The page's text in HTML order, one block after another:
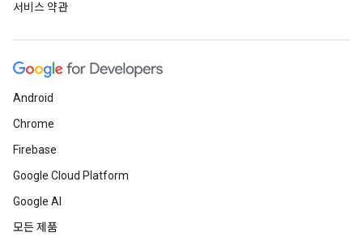
서비스 약관
Android
Chrome
Firebase
Google Cloud Platform
Google AI
모든 제품